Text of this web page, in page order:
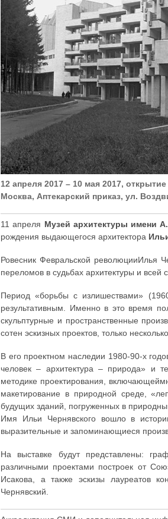
12 апреля 2017 – 10 мая 2017,
Москва, Аптекарский приказ, ул.
11 апреля Музей архитектуры имени
рождения выдающегося архитектора
Ровесник Февральской революцииИлья
переломов в судьбах архитектуры и всей
Период «борьбы с излишествами»
результативным. Именно в это время
скульптурные и пространственные
сотен эскизных проектов, только
В его проектном наследии 1980-90-х
человек – архитектура – природа» и
методике проектирования,
макетирование в природной среде,
будущих зданий, погруженных в
Имя Ильи Чернявского вошло в
выразительные и запоминающиеся
На выставке будут представлены:
различными проектами построек от
Исакова, а также эскизы лауреатов
Чернявский.